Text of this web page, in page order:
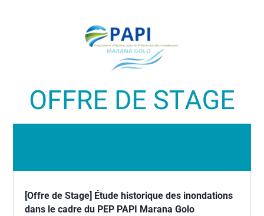
[Offre de Stage] Étude historique des inondations
dans le cadre du PEP PAPI Marana Golo